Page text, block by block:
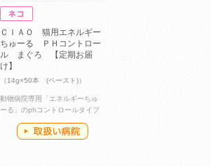
ＣＩＡＯ 猫用エネルギー
ちゅーる ＰＨコントロー
ル まぐろ 【定期お届
け】
（14g×50本 (ペースト)）
動物病院専用「エネルギーちゅ
ーる」のphコントロールタイプ